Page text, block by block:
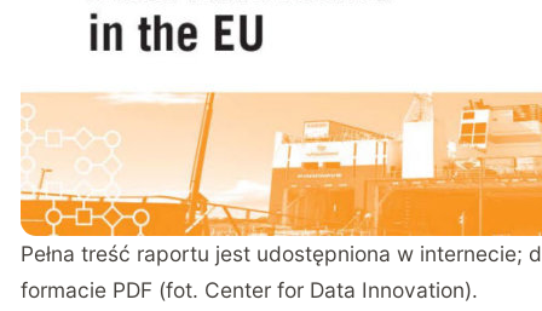
Pełna treść raportu jest udostępniona w internecie;
formacie PDF (fot. Center for Data Innovation).